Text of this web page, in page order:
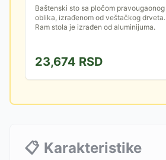
Baštenski sto sa pločom pravougaonog
oblika, izrađenom od veštačkog drveta.
Ram stola je izrađen od aluminijuma.
23,674 RSD
📋 Karakteristike